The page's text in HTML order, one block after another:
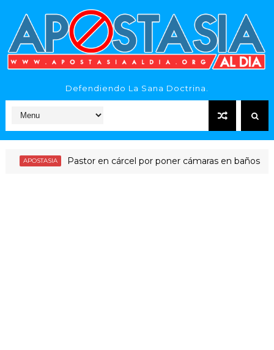
Defendiendo La Sana Doctrina.
Pastor en cárcel por poner cámaras en baños